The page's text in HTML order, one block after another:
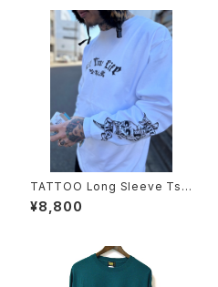
TATTOO Long Sleeve Tshi
rts<WHITE>
¥8,800